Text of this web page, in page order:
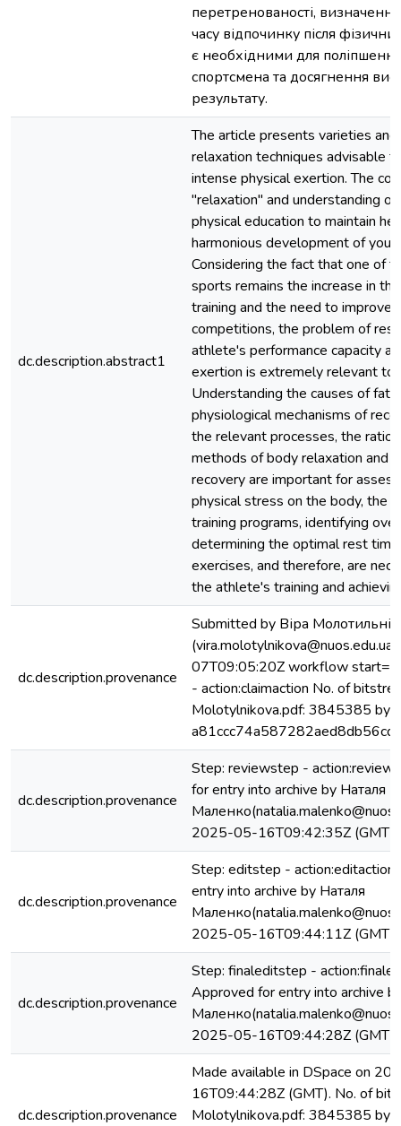
перетренованості,
часу відпочинку після
є необхідними для
спортсмена та досягнення
результату.
dc.description.abstract1
The article presents varieties
relaxation techniques advisable
intense physical exertion. The
"relaxation" and understanding
physical education to maintain
harmonious development of
Considering the fact that one of
sports remains the increase in
training and the need to improve
competitions, the problem of
athlete's performance capacity
exertion is extremely relevant
Understanding the causes of
physiological mechanisms of
the relevant processes, the
methods of body relaxation and
recovery are important for
physical stress on the body, the
training programs, identifying
determining the optimal rest
exercises, and therefore, are
the athlete's training and
dc.description.provenance
Submitted by Віра
07T09:05:20Z workflow
- action:claimaction No. of
Molotylnikova.pdf: 3845385
dc.description.provenance
Step: reviewstep -
for entry into archive by Наталя
2025-05-16T09:42:35Z (GMT)
dc.description.provenance
Step: editstep - action:editaction
entry into archive by Наталя
2025-05-16T09:44:11Z (GMT)
dc.description.provenance
Step: finaleditstep -
Approved for entry into archive
2025-05-16T09:44:28Z (GMT)
dc.description.provenance
Made available in DSpace on
16T09:44:28Z (GMT). No. of
Molotylnikova.pdf: 3845385